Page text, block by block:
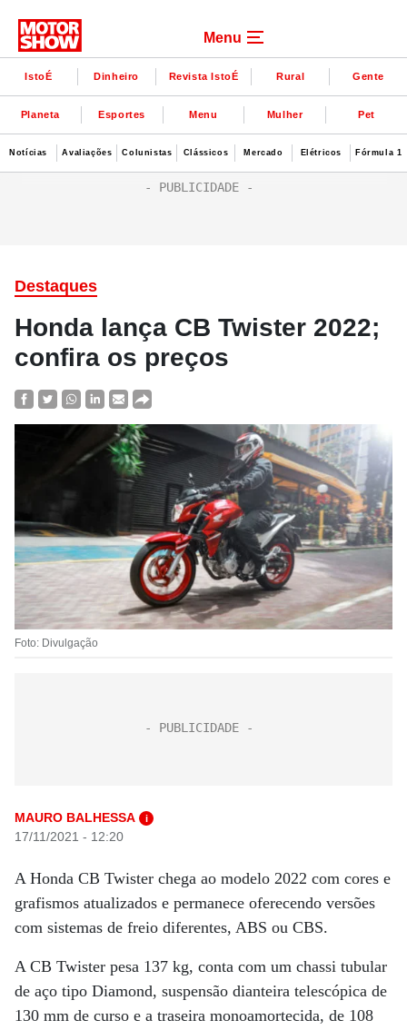
Menu
IstoÉ Dinheiro Revista IstoÉ Rural Gente
Planeta Esportes Menu Mulher Pet
Notícias Avaliações Colunistas Clássicos Mercado Elétricos Fórmula 1
Destaques
Honda lança CB Twister 2022;
confira os preços
Foto: Divulgação
MAURO BALHESSA i
17/11/2021 - 12:20
A Honda CB Twister chega ao modelo 2022 com cores e
grafismos atualizados e permanece oferecendo versões
com sistemas de freio diferentes, ABS ou CBS.
A CB Twister pesa 137 kg, conta com um chassi tubular
de aço tipo Diamond, suspensão dianteira telescópica de
130 mm de curso e a traseira monoamortecida, de 108